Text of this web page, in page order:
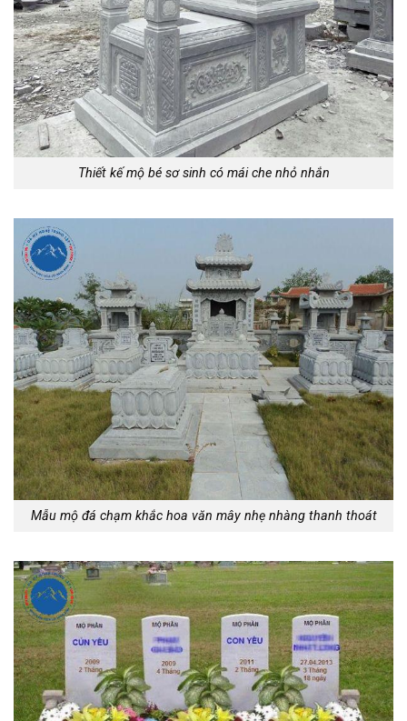
Thiết kế mộ bé sơ sinh có mái che nhỏ nhắn
Mẫu mộ đá chạm khắc hoa văn mây nhẹ nhàng thanh thoát